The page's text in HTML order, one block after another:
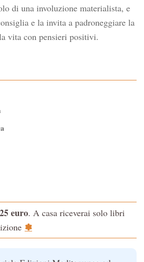
di una involuzione materialista, e
e la invita a padroneggiare la
vita con pensieri positivi.
25 euro. A casa riceverai solo libri
✽